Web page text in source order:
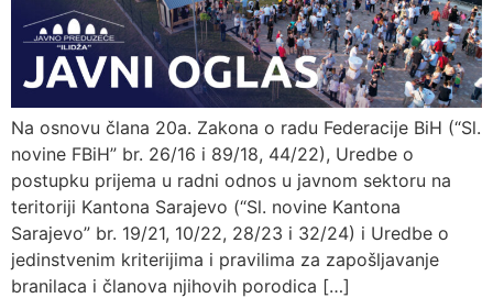
Na osnovu člana 20a. Zakona o radu Federacije BiH (“Sl.
novine FBiH” br. 26/16 i 89/18, 44/22), Uredbe o
postupku prijema u radni odnos u javnom sektoru na
teritoriji Kantona Sarajevo (“Sl. novine Kantona
Sarajevo” br. 19/21, 10/22, 28/23 i 32/24) i Uredbe o
jedinstvenim kriterijima i pravilima za zapošljavanje
branilaca i članova njihovih porodica […]